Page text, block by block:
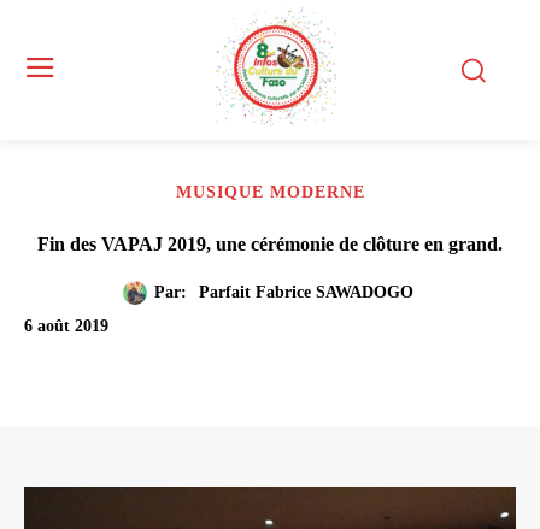
MUSIQUE MODERNE
Fin des VAPAJ 2019, une cérémonie de clôture en grand.
Par:
Parfait Fabrice SAWADOGO
6 août 2019